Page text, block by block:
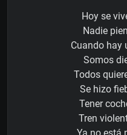
Hoy se
Nadie
Cuando hay
Somos
Todos
Se hizo
Tener
Tren